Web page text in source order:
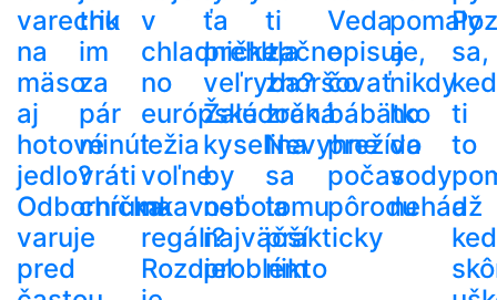
varechu
na
mäso
aj
hotové
jedlo?
Odborníčka
varuje
pred
trik
im
za
pár
minút
vráti
chrumkavosť
v
chladničke,
no
európske
ležia
voľne
na
regáli?
Rozdiel
ťa
prehltla
veľryba?
Žalúdočná
kyselina
by
nebola
najväčší
problém
ti
začne
zhoršovať
zrak.
Nevyhne
sa
tomu
prakticky
nikto
Veda
opisuje,
čo
bábätko
prežíva
počas
pôrodu
pomaly
a
nikdy
ho
do
vody
nehádž
sa,
ti
to
a